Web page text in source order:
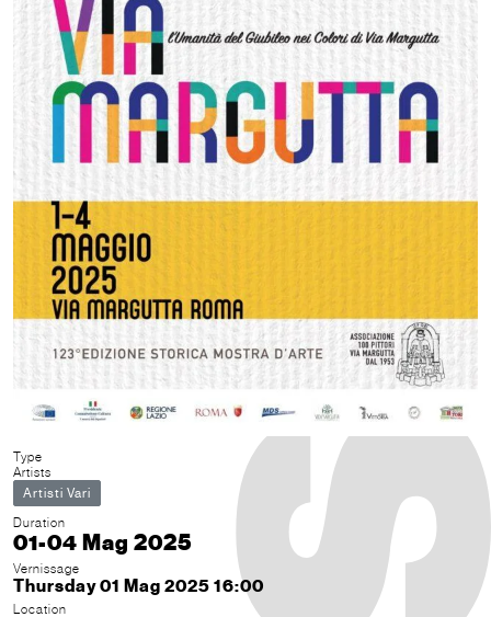
Type
Artists
Artisti Vari
Duration
01-04 Mag 2025
Vernissage
Thursday 01 Mag 2025 16:00
Location